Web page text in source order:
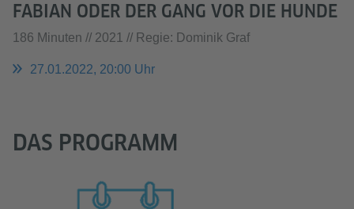
FABIAN ODER DER GANG VOR DIE HUNDE
186 Minuten // 2021 // Regie: Dominik Graf
27.01.2022, 20:00 Uhr
DAS PROGRAMM